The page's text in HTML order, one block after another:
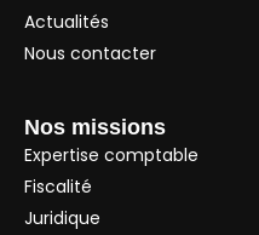
Actualités
Nous contacter
Nos missions
Expertise comptable
Fiscalité
Juridique